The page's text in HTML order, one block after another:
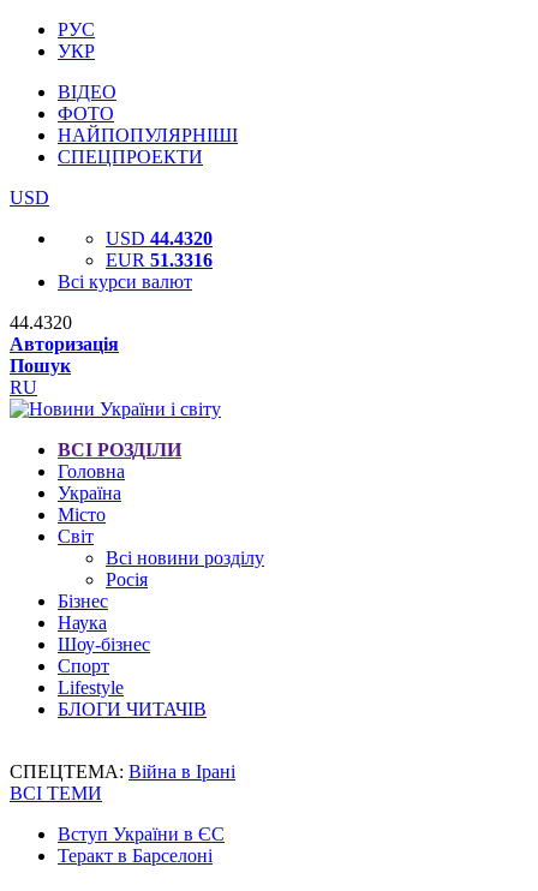
РУС
УКР
ВІДЕО
ФОТО
НАЙПОПУЛЯРНІШІ
СПЕЦПРОЕКТИ
USD
USD 44.4320
EUR 51.3316
Всі курси валют
44.4320
Авторизація
Пошук
RU
ВСІ РОЗДІЛИ
Головна
Україна
Місто
Світ
Всі новини розділу
Росія
Бізнес
Наука
Шоу-бізнес
Спорт
Lifestyle
БЛОГИ ЧИТАЧІВ
СПЕЦТЕМА: Війна в Ірані
ВСІ ТЕМИ
Вступ України в ЄС
Теракт в Барселоні